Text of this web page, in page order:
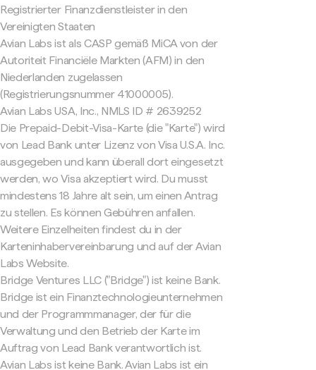
Registrierter Finanzdienstleister in den
Vereinigten Staaten
Avian Labs ist als CASP gemäß MiCA von der
Autoriteit Financiële Markten (AFM) in den
Niederlanden zugelassen
(Registrierungsnummer 41000005).
Avian Labs USA, Inc., NMLS ID # 2639252
Die Prepaid-Debit-Visa-Karte (die "Karte") wird
von Lead Bank unter Lizenz von Visa U.S.A. Inc.
ausgegeben und kann überall dort eingesetzt
werden, wo Visa akzeptiert wird. Du musst
mindestens 18 Jahre alt sein, um einen Antrag
zu stellen. Es können Gebühren anfallen.
Weitere Einzelheiten findest du in der
Karteninhabervereinbarung und auf der Avian
Labs Website.
Bridge Ventures LLC ("Bridge") ist keine Bank.
Bridge ist ein Finanztechnologieunternehmen
und der Programmmanager, der für die
Verwaltung und den Betrieb der Karte im
Auftrag von Lead Bank verantwortlich ist.
Avian Labs ist keine Bank. Avian Labs ist ein